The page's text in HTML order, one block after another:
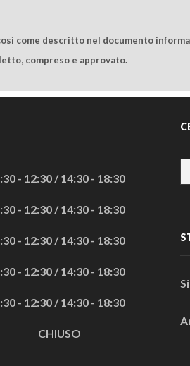
come descritto nel documento
compreso e approvato.
- 12:30 / 14:30 - 18:30
- 12:30 / 14:30 - 18:30
- 12:30 / 14:30 - 18:30
- 12:30 / 14:30 - 18:30
- 12:30 / 14:30 - 18:30
CHIUSO